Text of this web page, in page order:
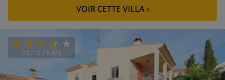
VOIR CETTE VILLA›
7.2 / 10 | 5 AVIS